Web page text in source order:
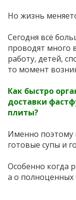
Но жизнь
Сегодня всё
проводят много
работу, детей,
то момент
Как быстро
доставки
плиты?
Именно поэтому
готовые супы и
Особенно когда
а о